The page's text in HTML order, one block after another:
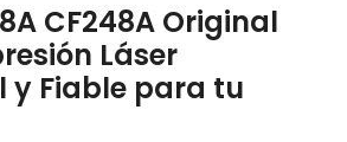
CF248A Original
Láser
y Fiable para tu